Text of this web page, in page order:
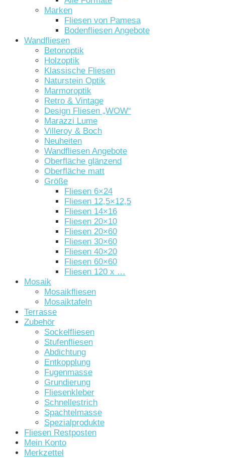
Marken
Fliesen von Pamesa
Bodenfliesen Angebote
Wandfliesen
Betonoptik
Holzoptik
Klassische Fliesen
Naturstein Optik
Marmoroptik
Retro & Vintage
Design Fliesen „WOW“
Marazzi Lume
Villeroy & Boch
Neuheiten
Wandfliesen Angebote
Oberfläche glänzend
Oberfläche matt
Größe
Fliesen 6×24
Fliesen 12,5×12,5
Fliesen 14×16
Fliesen 20×10
Fliesen 20×60
Fliesen 30×60
Fliesen 40×20
Fliesen 60×60
Fliesen 120 x …
Mosaik
Mosaikfliesen
Mosaiktafeln
Terrasse
Zubehör
Sockelfliesen
Stufenfliesen
Abdichtung
Entkopplung
Fugenmasse
Grundierung
Fliesenkleber
Schnellestrich
Spachtelmasse
Spezialprodukte
Fliesen Restposten
Mein Konto
Merkzettel